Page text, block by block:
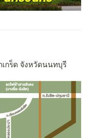
กร็ด จังหวัดนนทบุรี